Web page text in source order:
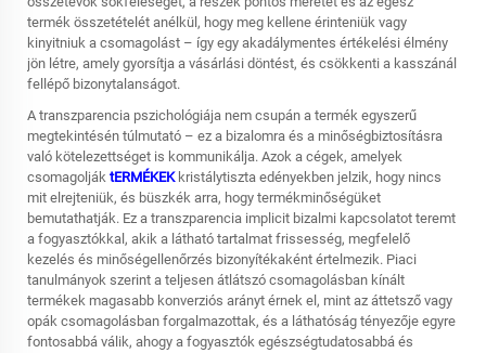
termék összetételét anélkül, hogy meg kellene érinteniük vagy
kinyitniuk a csomagolást – így egy akadálymentes értékelési élmény
jön létre, amely gyorsítja a vásárlási döntést, és csökkenti a kasszánál
fellépő bizonytalanságot.
A transzparencia pszichológiája nem csupán a termék egyszerű
megtekintésén túlmutató – ez a bizalomra és a minőségbiztosításra
való kötelezettséget is kommunikálja. Azok a cégek, amelyek
csomagolják tERMÉKEK kristálytiszta edényekben jelzik, hogy nincs
mit elrejteniük, és büszkék arra, hogy termékminőségüket
bemutathatják. Ez a transzparencia implicit bizalmi kapcsolatot teremt
a fogyasztókkal, akik a látható tartalmat frissesség, megfelelő
kezelés és minőségellenőrzés bizonyítékaként értelmezik. Piaci
tanulmányok szerint a teljesen átlátszó csomagolásban kínált
termékek magasabb konverziós arányt érnek el, mint az áttetsző vagy
opák csomagolásban forgalmazottak, és a láthatóság tényezője egyre
fontosabbá válik, ahogy a fogyasztók egészségtudatosabbá és